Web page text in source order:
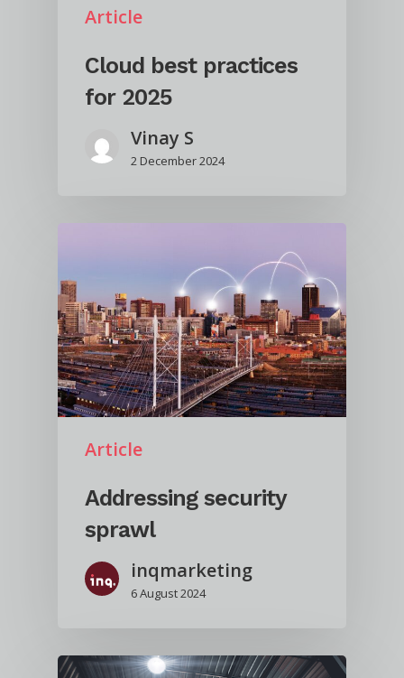
Article
Cloud best practices
for 2025
Vinay S
2 December 2024
Article
Addressing security
sprawl
inqmarketing
6 August 2024